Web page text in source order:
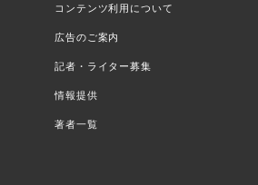
コンテンツ利用について
広告のご案内
記者・ライター募集
情報提供
著者一覧